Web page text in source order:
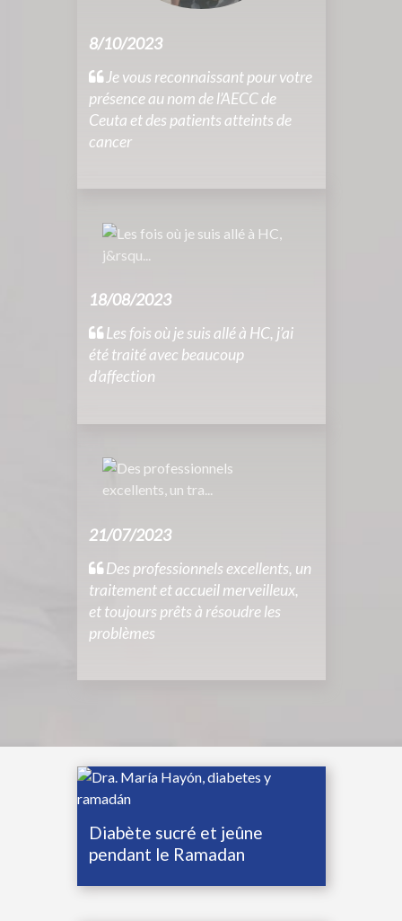
8/10/2023
Je vous reconnaissant pour votre
présence au nom de l’AECC de
Ceuta et des patients atteints de
cancer
18/08/2023
Les fois où je suis allé à HC, j’ai
été traité avec beaucoup
d’affection
21/07/2023
Des professionnels excellents, un
traitement et accueil merveilleux,
et toujours prêts à résoudre les
problèmes
Diabète sucré et jeûne
pendant le Ramadan